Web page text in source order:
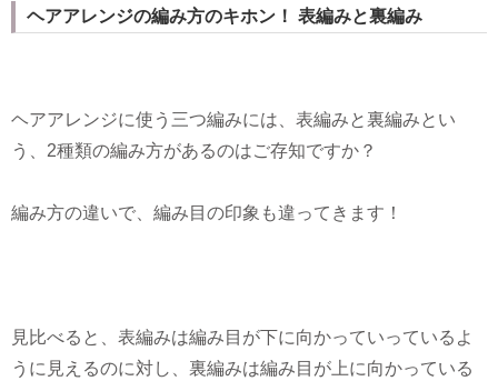
ヘアアレンジの編み方のキホン！ 表編みと裏編み
ヘアアレンジに使う三つ編みには、表編みと裏編みとい
う、2種類の編み方があるのはご存知ですか？
編み方の違いで、編み目の印象も違ってきます！
見比べると、表編みは編み目が下に向かっていっているよ
うに見えるのに対し、裏編みは編み目が上に向かっている